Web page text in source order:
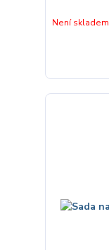
Není skladem